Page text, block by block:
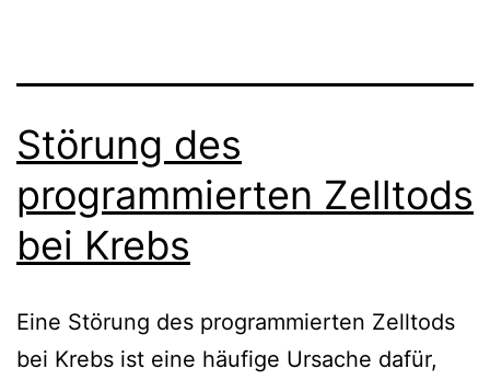
Störung des
programmierten Zelltods
bei Krebs
Eine Störung des programmierten Zelltods
bei Krebs ist eine häufige Ursache dafür,